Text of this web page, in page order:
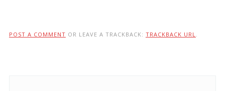
POST A COMMENT OR LEAVE A TRACKBACK: TRACKBACK URL.